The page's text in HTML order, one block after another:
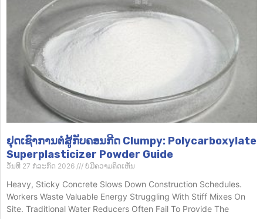
ຢຸດເຊົາການຕໍ່ສູ້ກັບຄອນກີດ Clumpy: Polycarboxylate
Superplasticizer Powder Guide
ວັນທີ 27 ກໍລະກົດ 2026 ບໍ່​ມີ​ຄວາມ​ຄິດ​ເຫັນ
Heavy, Sticky Concrete Slows Down Construction Schedules.
Workers Waste Valuable Energy Struggling With Stiff Mixes On
Site. Traditional Water Reducers Often Fail To Provide The